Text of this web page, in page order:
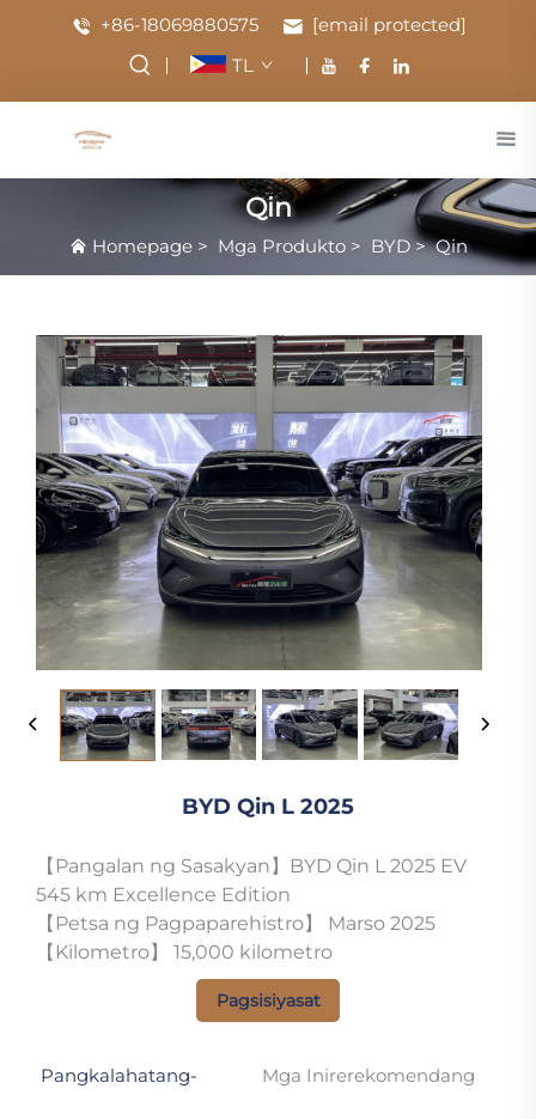
+86-18069880575
[email protected]
TL
Qin
Homepage> Mga Produkto> BYD>Qin
BYD Qin L 2025
【Pangalan ng Sasakyan】BYD Qin L 2025 EV
545 km Excellence Edition
【Petsa ng Pagpaparehistro】 Marso 2025
【Kilometro】 15,000 kilometro
Pagsisiyasat
Pangkalahatang- Mga Inirerekomendang